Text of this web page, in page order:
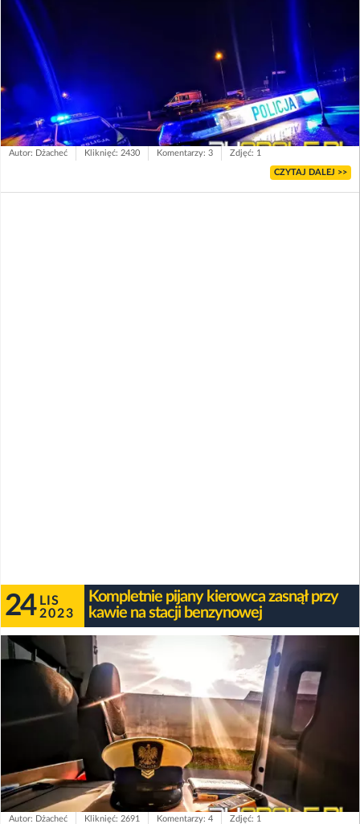
Autor: Dżacheć Kliknięć: 2430 Komentarzy: 3 Zdjęć: 1
CZYTAJ DALEJ >>
24 LIS
2023
Kompletnie pijany kierowca zasnął przy
kawie na stacji benzynowej
Autor: Dżacheć Kliknięć: 2691 Komentarzy: 4 Zdjęć: 1